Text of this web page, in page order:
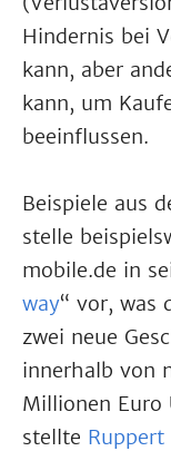
Hindernis bei
kann, aber
kann, um
beeinflussen.
Beispiele aus
stelle
mobile.de in
way“ vor, was
zwei neue
innerhalb von
Millionen Euro
stellte